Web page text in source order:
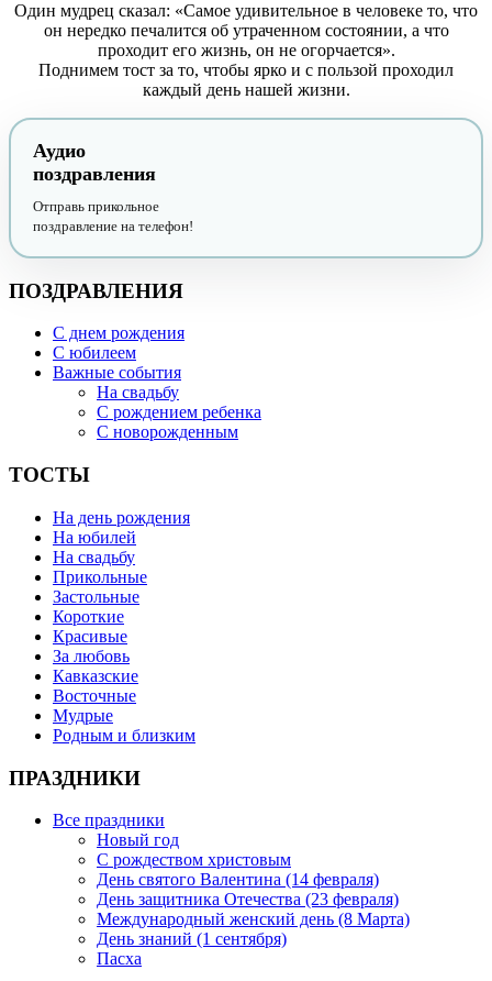
Один мудрец сказал: «Самое удивительное в человеке то, что
он нередко печалится об утраченном состоянии, а что
проходит его жизнь, он не огорчается».
Поднимем тост за то, чтобы ярко и с пользой проходил
каждый день нашей жизни.
Аудио
поздравления
Отправь прикольное
поздравление на телефон!
ПОЗДРАВЛЕНИЯ
С днем рождения
С юбилеем
Важные события
На свадьбу
С рождением ребенка
С новорожденным
ТОСТЫ
На день рождения
На юбилей
На свадьбу
Прикольные
Застольные
Короткие
Красивые
За любовь
Кавказские
Восточные
Мудрые
Родным и близким
ПРАЗДНИКИ
Все праздники
Новый год
С рождеством христовым
День святого Валентина (14 февраля)
День защитника Отечества (23 февраля)
Международный женский день (8 Марта)
День знаний (1 сентября)
Пасха